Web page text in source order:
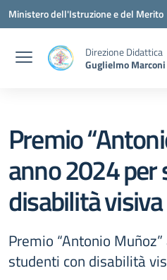
Vai ai contenuti
Vai al menu di navigazione
Vai al footer
Ministero dell'Istruzione e del Merito
Direzione Didattica
Guglielmo Marconi
Premio
anno 2024
disabilità visiva
Premio “Antonio
studenti con disabilità